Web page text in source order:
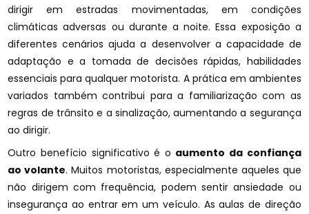
dirigir em estradas movimentadas, em condições
climáticas adversas ou durante a noite. Essa exposição a
diferentes cenários ajuda a desenvolver a capacidade de
adaptação e a tomada de decisões rápidas, habilidades
essenciais para qualquer motorista. A prática em ambientes
variados também contribui para a familiarização com as
regras de trânsito e a sinalização, aumentando a segurança
ao dirigir.
Outro benefício significativo é o aumento da confiança
ao volante. Muitos motoristas, especialmente aqueles que
não dirigem com frequência, podem sentir ansiedade ou
insegurança ao entrar em um veículo. As aulas de direção